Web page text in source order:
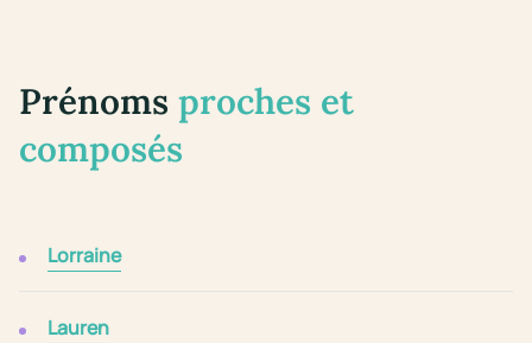
Prénoms proches et
composés
Lorraine
Lauren